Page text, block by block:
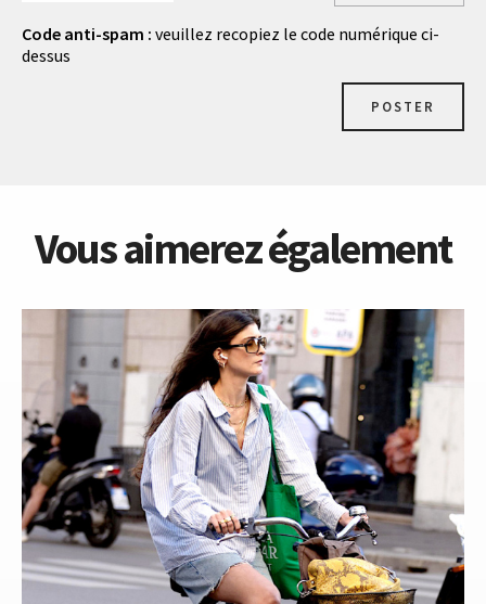
Code anti-spam : veuillez recopiez le code numérique ci-
dessus
POSTER
Vous aimerez également